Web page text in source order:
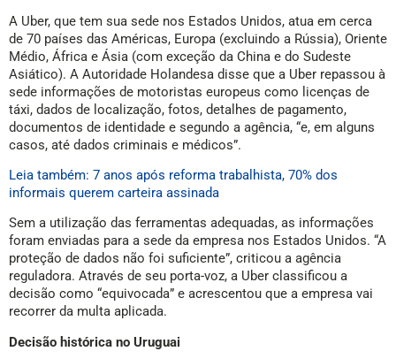
A Uber, que tem sua sede nos Estados Unidos, atua em cerca
de 70 países das Américas, Europa (excluindo a Rússia), Oriente
Médio, África e Ásia (com exceção da China e do Sudeste
Asiático). A Autoridade Holandesa disse que a Uber repassou à
sede informações de motoristas europeus como licenças de
táxi, dados de localização, fotos, detalhes de pagamento,
documentos de identidade e segundo a agência, “e, em alguns
casos, até dados criminais e médicos”.
Leia também: 7 anos após reforma trabalhista, 70% dos
informais querem carteira assinada
Sem a utilização das ferramentas adequadas, as informações
foram enviadas para a sede da empresa nos Estados Unidos. “A
proteção de dados não foi suficiente”, criticou a agência
reguladora. Através de seu porta-voz, a Uber classificou a
decisão como “equivocada” e acrescentou que a empresa vai
recorrer da multa aplicada.
Decisão histórica no Uruguai